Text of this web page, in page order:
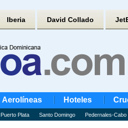
Iberia David Collado
Aerolíneas Hoteles
Puerto Plata Santo Domingo Pedernales-Cabo